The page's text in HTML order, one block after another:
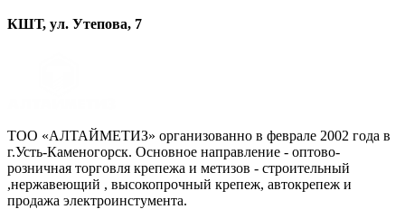
КШТ, ул. Утепова, 7
ТОО «АЛТАЙМЕТИЗ» организованно в феврале 2002 года в
г.Усть-Каменогорск. Основное направление - оптово-
розничная торговля крепежа и метизов - строительный
,нержавеющий , высокопрочный крепеж, автокрепеж и
продажа электроинстумента.